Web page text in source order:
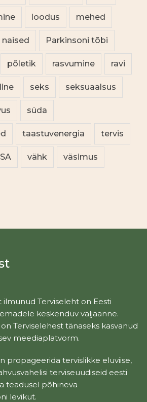
loodus mehed
naised Parkinsoni tõbi
põletik rasvumine ravi
seks seksuaalsus
süda
taastuvenergia tervis
vähk väsimus
ilmunud Terviseleht on Eesti
keskenduv väljaanne.
on Terviselehest tänaseks kasvanud
meediaplatvorm.
propageerida tervislikke eluviise,
terviseuudiseid eesti
teadusel põhineva
levikut.